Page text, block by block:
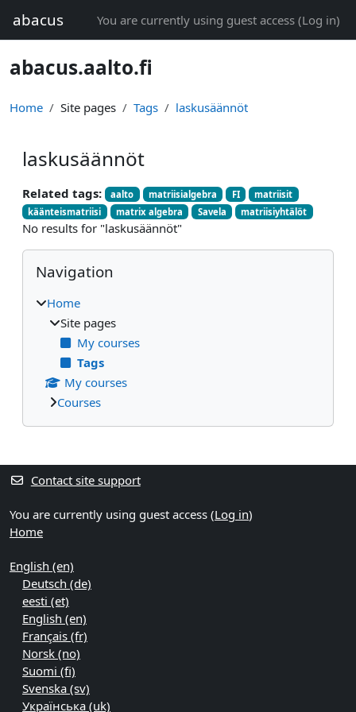
abacus You are currently using guest access (Log in)
abacus.aalto.fi
Home Site pages Tags laskusäännöt
laskusäännöt
Related tags: aalto matriisialgebra FI
matriisit
käänteismatriisi
matrix algebra Savela matriisiyhtälöt
No results for "laskusäännöt"
Blocks
Skip Navigation
Navigation
Home
Site pages
My courses
Tags
My courses
Courses
Supplementary blocks
Contact site support
You are currently using guest access (Log in)
Home
English ‎(en)‎
Deutsch ‎(de)‎
eesti ‎(et)‎
English ‎(en)‎
Français ‎(fr)‎
Norsk ‎(no)‎
Suomi ‎(fi)‎
Svenska ‎(sv)‎
Українська ‎(uk)‎